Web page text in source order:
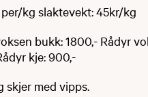
kg slaktevekt: 45kr/kg
bukk: 1800,- Rådyr
kje: 900,-
skjer med vipps.